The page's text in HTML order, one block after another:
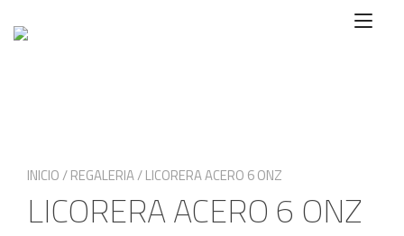
contenido
INICIO/REGALERIA/ LICORERA ACERO 6 ONZ
LICORERA ACERO 6 ONZ